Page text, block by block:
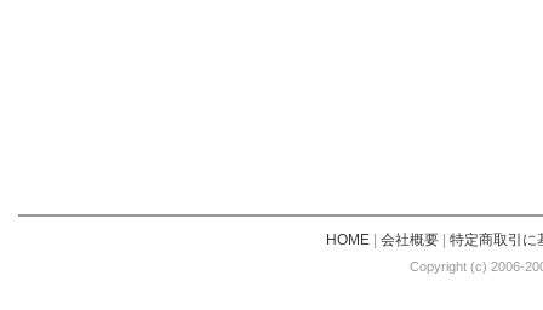
HOME| 会社概要| 特定商取引に
Copyright (c) 2006-